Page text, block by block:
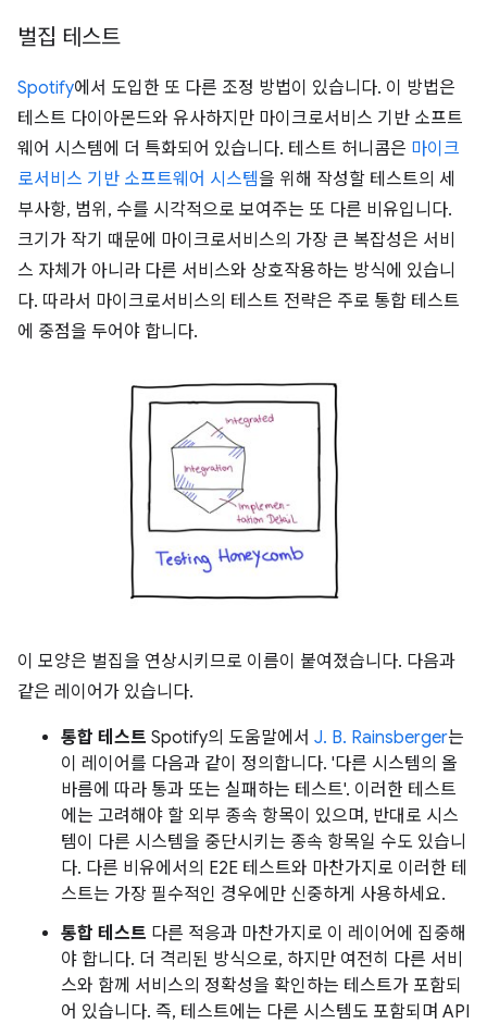
벌집 테스트
Spotify에서 도입한 또 다른 조정 방법이 있습니다. 이 방법은
테스트 다이아몬드와 유사하지만 마이크로서비스 기반 소프트
웨어 시스템에 더 특화되어 있습니다. 테스트 허니콤은 마이크
로서비스 기반 소프트웨어 시스템을 위해 작성할 테스트의 세
부사항, 범위, 수를 시각적으로 보여주는 또 다른 비유입니다.
크기가 작기 때문에 마이크로서비스의 가장 큰 복잡성은 서비
스 자체가 아니라 다른 서비스와 상호작용하는 방식에 있습니
다. 따라서 마이크로서비스의 테스트 전략은 주로 통합 테스트
에 중점을 두어야 합니다.
이 모양은 벌집을 연상시키므로 이름이 붙여졌습니다. 다음과
같은 레이어가 있습니다.
통합 테스트 Spotify의 도움말에서 J. B. Rainsberger는
이 레이어를 다음과 같이 정의합니다. '다른 시스템의 올
바름에 따라 통과 또는 실패하는 테스트'. 이러한 테스트
에는 고려해야 할 외부 종속 항목이 있으며, 반대로 시스
템이 다른 시스템을 중단시키는 종속 항목일 수도 있습니
다. 다른 비유에서의 E2E 테스트와 마찬가지로 이러한 테
스트는 가장 필수적인 경우에만 신중하게 사용하세요.
통합 테스트 다른 적응과 마찬가지로 이 레이어에 집중해
야 합니다. 더 격리된 방식으로, 하지만 여전히 다른 서비
스와 함께 서비스의 정확성을 확인하는 테스트가 포함되
어 있습니다. 즉, 테스트에는 다른 시스템도 포함되며 API